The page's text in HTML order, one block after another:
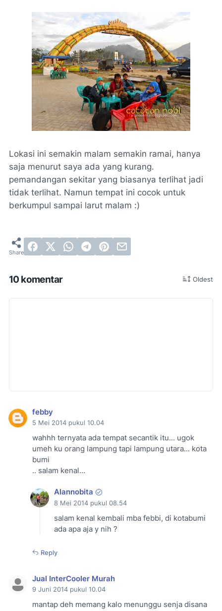
Lokasi ini semakin malam semakin ramai, hanya
saja menurut saya ada yang kurang.
pemandangan sekitar yang biasanya terlihat jadi
tidak terlihat. Namun tempat ini cocok untuk
berkumpul sampai larut malam :)
10 komentar Oldest
febby
5 Mei 2014 pukul 10.04
wahhh ternyata ada tempat secantik itu... ugok
umeh ku orang lampung tapi lampung utara... kota
bumi
.. salam kenal...
Alannobita
8 Mei 2014 pukul 08.54
salam kenal kembali mba febbi, di kotabumi
ada apa aja y nih ?
Reply
Jual InterCooler Murah
9 Juni 2014 pukul 10.04
mantap deh memang kalo menunggu senja disana